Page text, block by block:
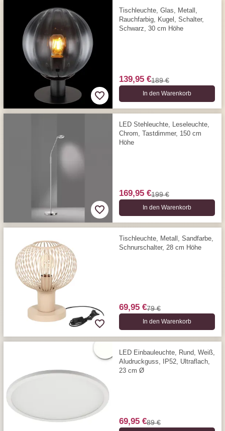
Tischleuchte, Glas, Metall,
Rauchfarbig, Kugel, Schalter,
Schwarz, 30 cm Höhe
139,95 €189 €
In den Warenkorb
LED Stehleuchte, Leseleuchte,
Chrom, Tastdimmer, 150 cm
Höhe
169,95 €199 €
In den Warenkorb
Tischleuchte, Metall, Sandfarbe,
Schnurschalter, 28 cm Höhe
69,95 €79 €
In den Warenkorb
LED Einbauleuchte, Rund, Weiß,
Aludruckguss, IP52, Ultraflach,
23 cm Ø
69,95 €89 €